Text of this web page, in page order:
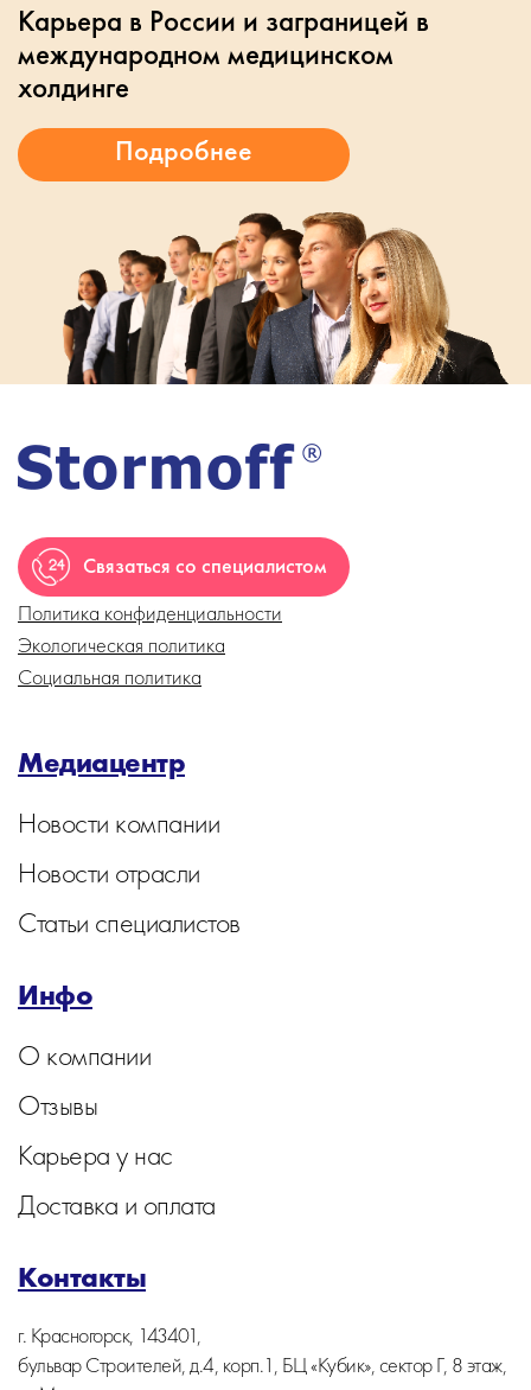
Карьера в России и заграницей в
международном медицинском
холдинге
Связаться со специалистом
Политика конфиденциальности
Экологическая политика
Социальная политика
Медиацентр
Новости компании
Новости отрасли
Статьи специалистов
Инфо
О компании
Отзывы
Карьера у нас
Доставка и оплата
Контакты
г. Красногорск, 143401,
бульвар Строителей, д.4, корп.1, БЦ «Кубик», сектор Г, 8 этаж,